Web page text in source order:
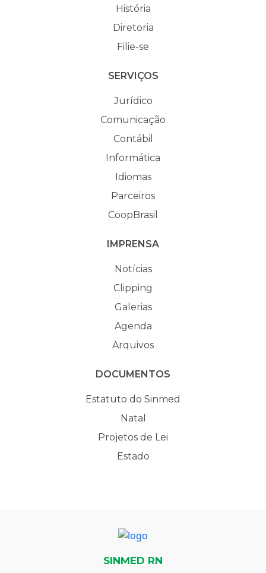
História
Diretoria
Filie-se
SERVIÇOS
Jurídico
Comunicação
Contábil
Informática
Idiomas
Parceiros
CoopBrasil
IMPRENSA
Notícias
Clipping
Galerias
Agenda
Arquivos
DOCUMENTOS
Estatuto do Sinmed
Natal
Projetos de Lei
Estado
SINMED RN